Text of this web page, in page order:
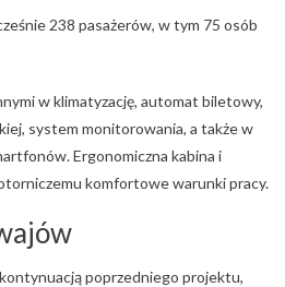
238 pasażerów, w tym 75 osób
w klimatyzację, automat biletowy,
system monitorowania, a także w
Ergonomiczna kabina i
komfortowe warunki pracy.
poprzedniego projektu,